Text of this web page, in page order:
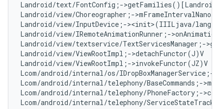
Landroid/text/FontConfig;-
Landroid/view/Choreographer;-
Landroid/view/InputDevice;-><init>(IIILjava/lang/
Landroid/view/IRemoteAnimationRunner;-
Landroid/view/textservice/TextServicesManager;-
Landroid/view/ViewRootImpl;->detachFunctor(J)V
Landroid/view/ViewRootImpl;->invokeFunctor(JZ)V
Lcom/android/internal/os/
Lcom/android/internal/telephony/BaseCommands;-
Lcom/android/internal/telephony/PhoneFactory;-
Lcom/android/internal/telephony/